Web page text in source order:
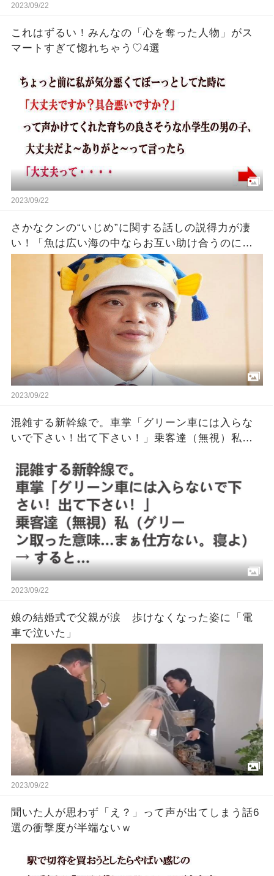
2023/09/22
これはずるい！みんなの「心を奪った人物」がス
マートすぎて惚れちゃう♡4選
2023/09/22
さかなクンの“いじめ”に関する話しの説得力が凄
い！「魚は広い海の中ならお互い助け合うのに狭
い水槽に入れて育てるとイジメが発生するんで
す、イジメをする人は…」
2023/09/22
混雑する新幹線で。車掌「グリーン車には入らな
いで下さい！出て下さい！」乗客達（無視）私
すると…
2023/09/22
娘の結婚式で父親が涙 歩けなくなった姿に「電
車で泣いた」
2023/09/22
聞いた人が思わず「え？」って声が出てしまう話6
選の衝撃度が半端ないｗ